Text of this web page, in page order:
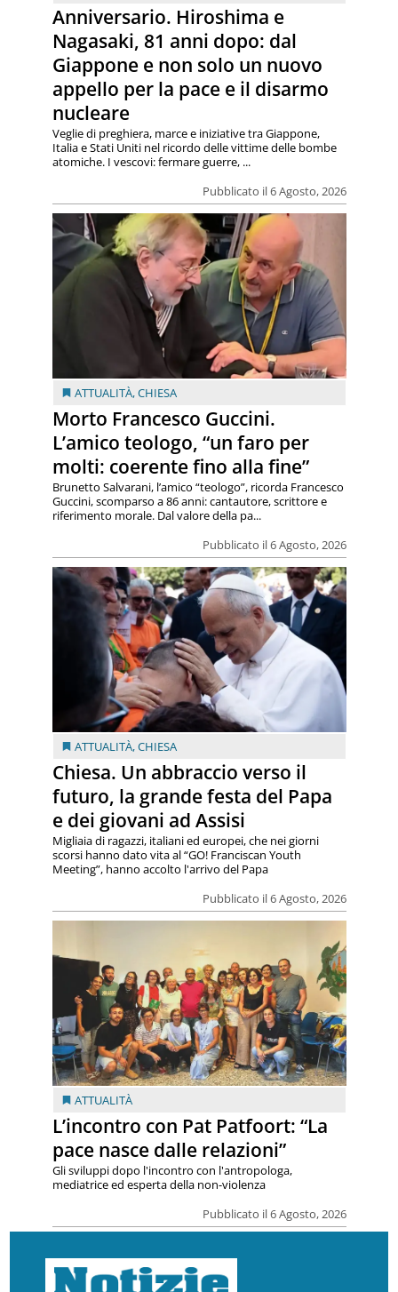
Anniversario. Hiroshima e
Nagasaki, 81 anni dopo: dal
Giappone e non solo un nuovo
appello per la pace e il disarmo
nucleare
Pubblicato il 6 Agosto, 2026
Veglie di preghiera, marce e iniziative tra Giappone,
Italia e Stati Uniti nel ricordo delle vittime delle bombe
atomiche. I vescovi: fermare guerre, ...
ATTUALITÀ,CHIESA
Morto Francesco Guccini.
L’amico teologo, “un faro per
molti: coerente fino alla fine”
Pubblicato il 6 Agosto, 2026
Brunetto Salvarani, l’amico “teologo”, ricorda Francesco
Guccini, scomparso a 86 anni: cantautore, scrittore e
riferimento morale. Dal valore della pa...
ATTUALITÀ,CHIESA
Chiesa. Un abbraccio verso il
futuro, la grande festa del Papa
e dei giovani ad Assisi
Pubblicato il 6 Agosto, 2026
Migliaia di ragazzi, italiani ed europei, che nei giorni
scorsi hanno dato vita al “GO! Franciscan Youth
Meeting”, hanno accolto l'arrivo del Papa
ATTUALITÀ
L’incontro con Pat Patfoort: “La
pace nasce dalle relazioni”
Pubblicato il 6 Agosto, 2026
Gli sviluppi dopo l'incontro con l'antropologa,
mediatrice ed esperta della non-violenza